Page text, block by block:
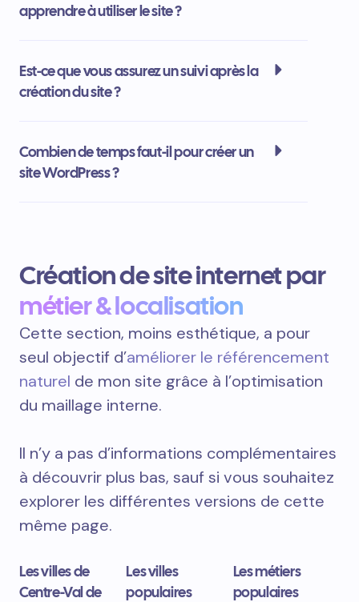
apprendre à utiliser le site ?
Est-ce que vous assurez un suivi après la
création du site ?
Combien de temps faut-il pour créer un
site WordPress ?
Création de site internet par
métier & localisation
Cette section, moins esthétique, a pour
seul objectif d’améliorer le référencement
naturel de mon site grâce à l’optimisation
du maillage interne.
Il n’y a pas d’informations complémentaires
à découvrir plus bas, sauf si vous souhaitez
explorer les différentes versions de cette
même page.
Les villes de
Centre-Val de
Les villes
populaires
Les métiers
populaires